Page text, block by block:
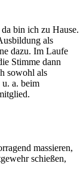
bin ich zu Hause.
als
dazu. Im Laufe
Stimme dann
sowohl als
u. a. beim
massieren,
schießen,